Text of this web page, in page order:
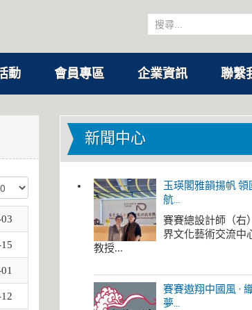
動 會員專區 企業資訊 聯繫
新聞中心
玉瑛閣雅韻揚帆 領
航...
賽賽總設計師（右
界文化藝術交流中
教授...
賽賽遨翔中國風 ·
夢...